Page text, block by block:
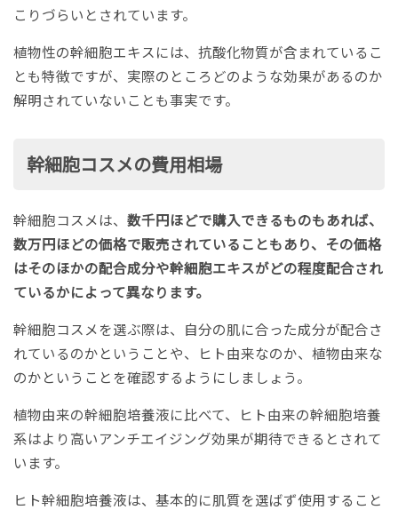
こりづらいとされています。
植物性の幹細胞エキスには、抗酸化物質が含まれているこ
とも特徴ですが、実際のところどのような効果があるのか
解明されていないことも事実です。
幹細胞コスメの費用相場
幹細胞コスメは、 数千円ほどで購入できるものもあれば、
数万円ほどの価格で販売されていることもあり、その価格
はそのほかの配合成分や幹細胞エキスがどの程度配合され
ているかによって異なります。
幹細胞コスメを選ぶ際は、自分の肌に合った成分が配合さ
れているのかということや、ヒト由来なのか、植物由来な
のかということを確認するようにしましょう。
植物由来の幹細胞培養液に比べて、ヒト由来の幹細胞培養
系はより高いアンチエイジング効果が期待できるとされて
います。
ヒト幹細胞培養液は、基本的に肌質を選ばず使用すること